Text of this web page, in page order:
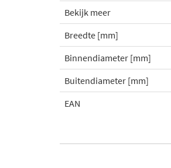
Bekijk meer
Breedte [mm]
Binnendiameter [mm]
Buitendiameter [mm]
EAN